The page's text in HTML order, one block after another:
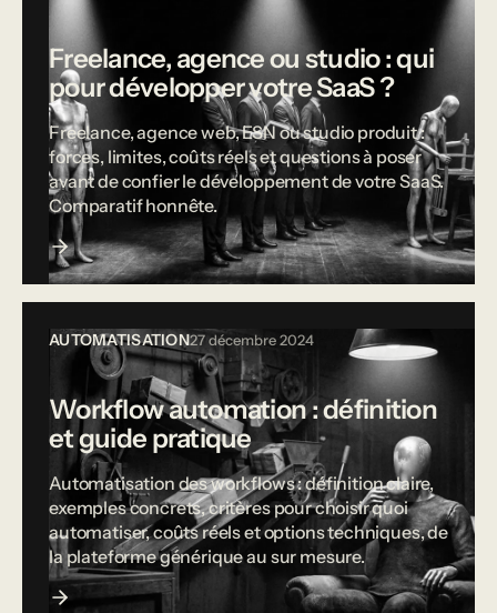
Freelance, agence ou studio : qui
pour développer votre SaaS ?
Freelance, agence web, ESN ou studio produit :
forces, limites, coûts réels et questions à poser
avant de confier le développement de votre SaaS.
Comparatif honnête.
AUTOMATISATION27 décembre 2024
Workflow automation : définition
et guide pratique
Automatisation des workflows : définition claire,
exemples concrets, critères pour choisir quoi
automatiser, coûts réels et options techniques, de
la plateforme générique au sur mesure.